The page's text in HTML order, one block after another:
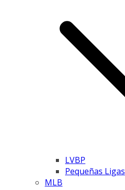
LVBP
Pequeñas Ligas
MLB